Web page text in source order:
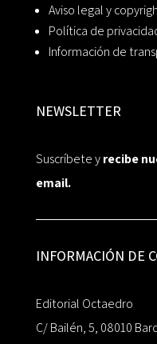
Aviso legal y
Política de
Información de
NEWSLETTER
Suscríbete yrecibe
email.
INFORMACIÓN DE
Editorial Octaedro
C/ Bailén, 5, 08010